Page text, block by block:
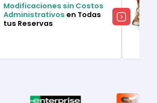
Modificaciones sin Costos
Administrativos en Todas
tus Reservas